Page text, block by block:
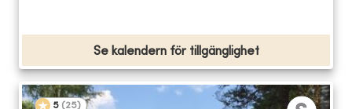
Se kalendern för tillgänglighet
5 (25)